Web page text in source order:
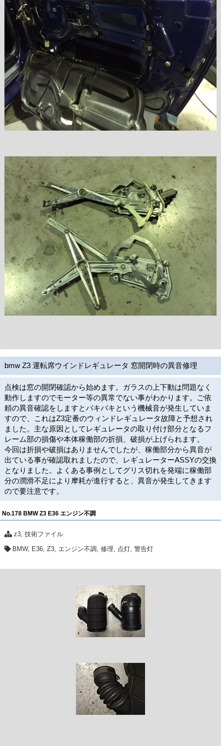
bmw Z3 運転席ウインドレギュレータ 窓開閉時の異音修理
点検は窓の開閉確認から始めます。ガラスの上下動は問題なく
動作しますのでモーター等の異常でない事がわかります。ご依
頼の異音確認をしますとバキバキという機械音が発生していま
すので、これはZ3定番のウィンドレギュレータ故障と予想され
ました。主な原因としてレギュレータの取り付け部分となるフ
レーム部の損傷や本体稼働部の折損、破損が上げられます。
今回は折損や破損はありませんでしたが、稼働部分から異音が
出ている事が確認取れましたので、レギュレーターASSYの交換
となりました。よくある事例としてグリス切れを発端に稼働部
分の潤滑不足により摩耗が進行すると、異音が発生してきます
ので要注意です。
No.178 BMW Z3 E36 エンジン不調
z3,技術ファイル
BMW, E36,Z3, エンジン不調,修理, 点灯,警告灯